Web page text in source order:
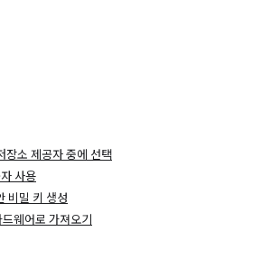
장소 제공자 중에 선택
사용
비밀 키 생성
웨어로 가져오기